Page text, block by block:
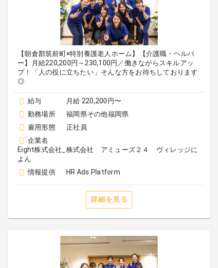
【朝倉郡筑前町×特別養護老人ホーム】【介護職・ヘルパ
ー】月給220,200円～230,100円／働きながらスキルアッ
プ！「人の役に立ちたい」そんな方をお待ちしております
◎
給与
月給 220,200円〜
勤務場所
福岡県その他福岡県
雇用形態
正社員
企業名
Eight株式会社_株式会社 アミューズ２４ ヴィレッジに
よん
情報提供
HR Ads Platform
詳細を見る